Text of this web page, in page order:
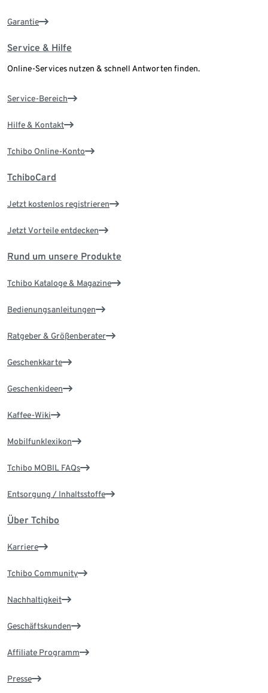
Garantie
Service & Hilfe
Online-Services nutzen & schnell Antworten finden.
Service-Bereich
Hilfe & Kontakt
Tchibo Online-Konto
TchiboCard
Jetzt kostenlos registrieren
Jetzt Vorteile entdecken
Rund um unsere Produkte
Tchibo Kataloge & Magazine
Bedienungsanleitungen
Ratgeber & Größenberater
Geschenkkarte
Geschenkideen
Kaffee-Wiki
Mobilfunklexikon
Tchibo MOBIL FAQs
Entsorgung / Inhaltsstoffe
Über Tchibo
Karriere
Tchibo Community
Nachhaltigkeit
Geschäftskunden
Affiliate Programm
Presse